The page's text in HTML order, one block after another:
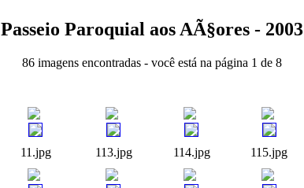
Passeio Paroquial aos AÃ§ores - 2003
86 imagens encontradas - você está na página 1 de 8
11.jpg 113.jpg 114.jpg 115.jpg